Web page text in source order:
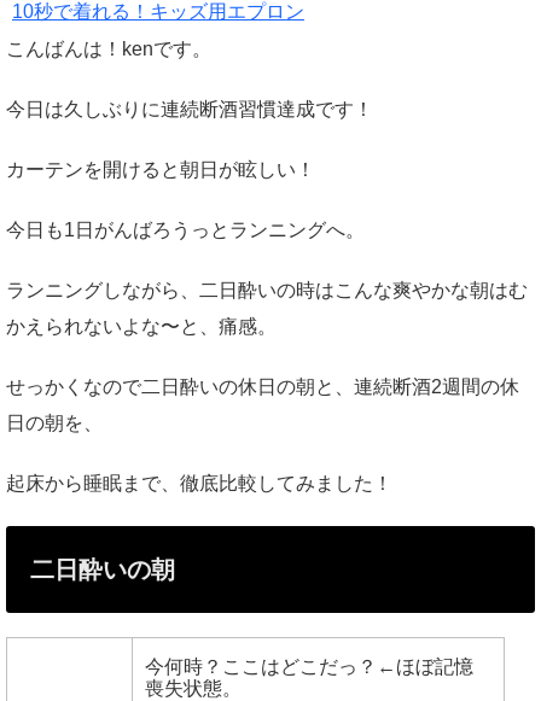
10秒で着れる！キッズ用エプロン
こんばんは！kenです。
今日は久しぶりに連続断酒習慣達成です！
カーテンを開けると朝日が眩しい！
今日も1日がんばろうっとランニングへ。
ランニングしながら、二日酔いの時はこんな爽やかな朝はむ
かえられないよな〜と、痛感。
せっかくなので二日酔いの休日の朝と、連続断酒2週間の休
日の朝を、
起床から睡眠まで、徹底比較してみました！
二日酔いの朝
今何時？ここはどこだっ？←ほぼ記憶
喪失状態。